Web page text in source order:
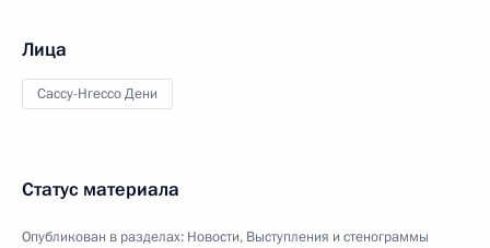
Лица
Сассу-Нгессо Дени
Статус материала
Опубликован в разделах: Новости, Выступления и стенограммы